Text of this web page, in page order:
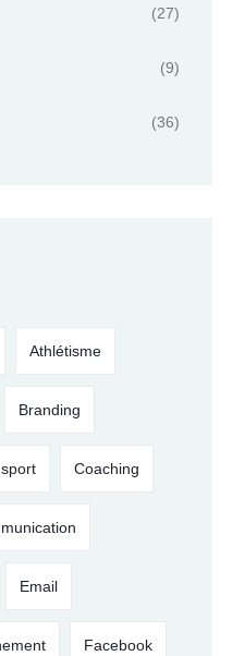
(27)
(9)
(36)
Athlétisme
Branding
Coaching
Email
Facebook